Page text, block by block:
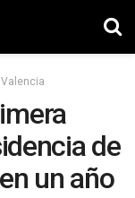
de
un año